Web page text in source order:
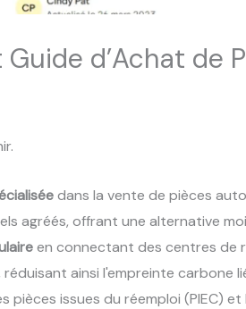
d’Achat de
dans la vente de pièces
agréés, offrant une alternative
en connectant des centres de
ainsi l'empreinte carbone
pièces issues du réemploi (PIEC)